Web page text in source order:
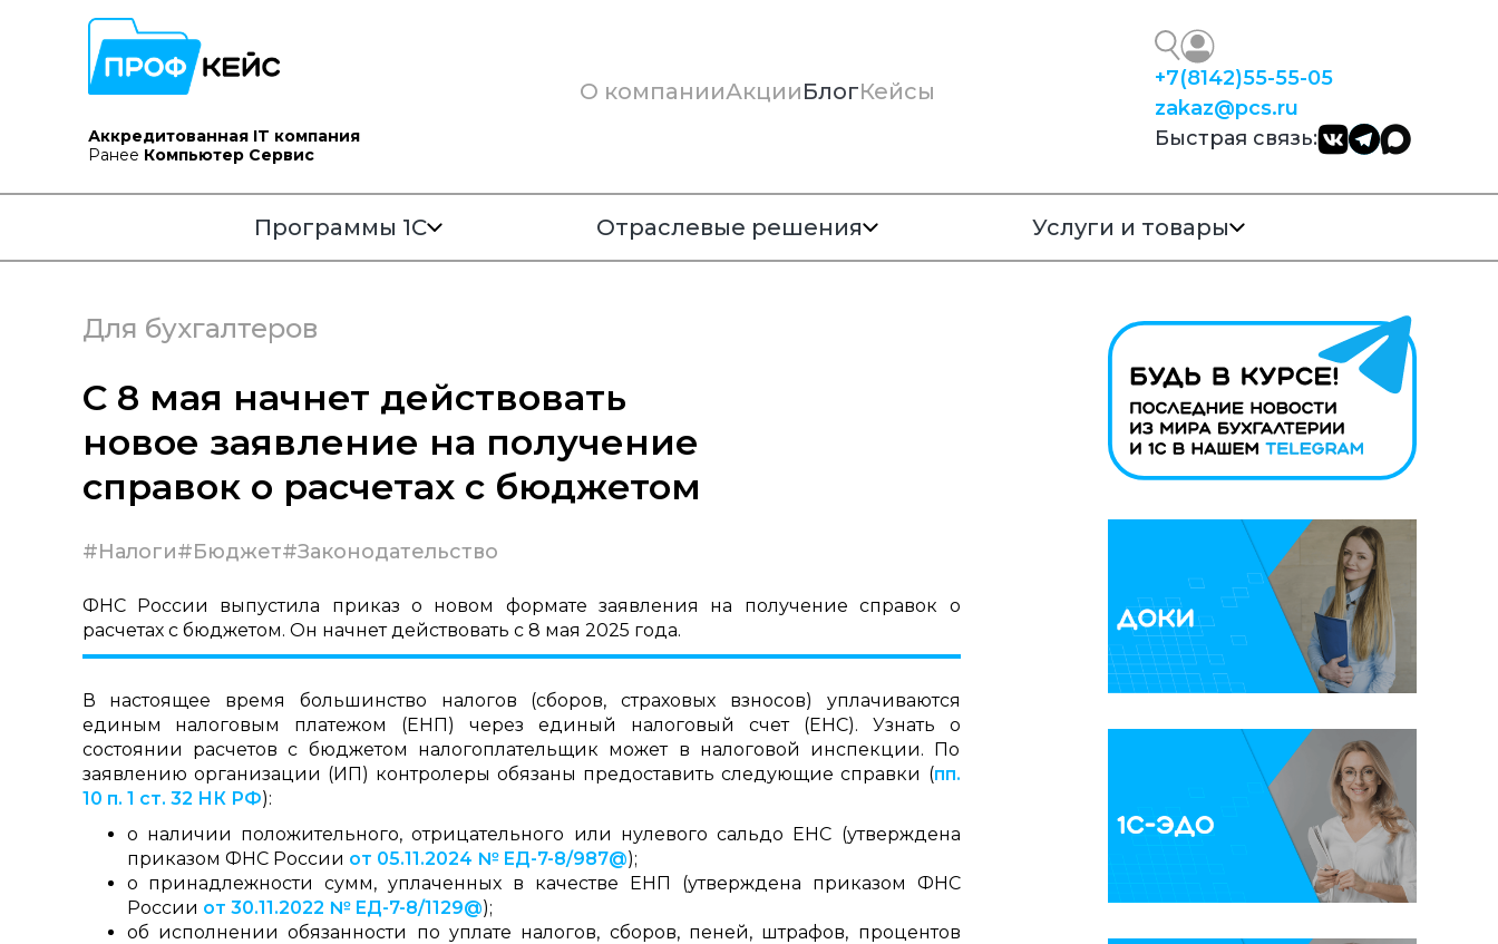
Аккредитованная IT компания
Ранее Компьютер Сервис
О компанииАкцииБлогКейсы
+7(8142)55-55-05
zakaz@pcs.ru
Быстрая связь:
Программы 1С Отраслевые решения Услуги и товары
Для бухгалтеров
С 8 мая начнет действовать
новое заявление на получение
справок о расчетах с бюджетом
#Налоги#Бюджет#Законодательство
ФНС России выпустила приказ о новом формате заявления на получение справок о
расчетах с бюджетом. Он начнет действовать с 8 мая 2025 года.
В настоящее время большинство налогов (сборов, страховых взносов) уплачиваются
единым налоговым платежом (ЕНП) через единый налоговый счет (ЕНС). Узнать о
состоянии расчетов с бюджетом налогоплательщик может в налоговой инспекции. По
заявлению организации (ИП) контролеры обязаны предоставить следующие справки (пп.
10 п. 1 ст. 32 НК РФ):
о наличии положительного, отрицательного или нулевого сальдо ЕНС (утверждена
приказом ФНС России от 05.11.2024 № ЕД-7-8/987@);
о принадлежности сумм, уплаченных в качестве ЕНП (утверждена приказом ФНС
России от 30.11.2022 № ЕД-7-8/1129@);
об исполнении обязанности по уплате налогов, сборов, пеней, штрафов, процентов